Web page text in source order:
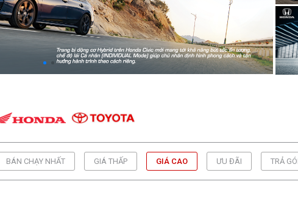
BÁN CHẠY NHẤT GIÁ THẤP GIÁ CAO ƯU ĐÃI TRẢ